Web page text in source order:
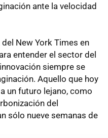
ante la velocidad
New York Times en
entender el sector del
siempre se
Aquello que hoy
un futuro lejano, como
del
sólo nueve semanas de